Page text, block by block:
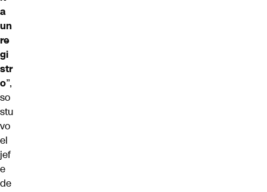
a
un
re
gi
str
o”,
so
stu
vo
el
jef
e
de